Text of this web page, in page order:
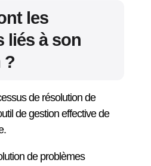
les
liés à son
?
de résolution de
de gestion effective de
de problèmes